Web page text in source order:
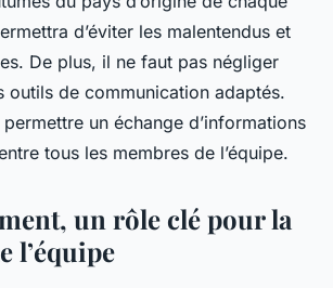
d’éviter les malentendus et
De plus, il ne faut pas négliger
outils de communication adaptés.
un échange d’informations
tous les membres de l’équipe.
un rôle clé pour la
l’équipe